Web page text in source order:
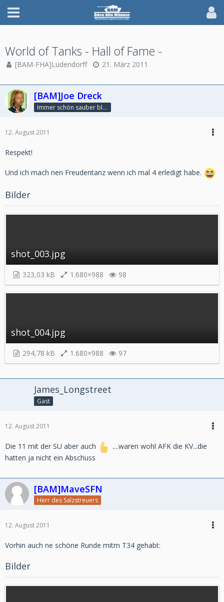
World of Tanks - Hall of Fame -
[BAM-FHA]Ludendorff 21. März 2011
[BAM]Joe Dreck
Immer schön sauber bleiben
12. August 2011
Respekt!
Und ich mach nen Freudentanz wenn ich mal 4 erledigt habe.
Bilder
shot_003.jpg
323,03 kB 1.680×988 98
shot_004.jpg
294,78 kB 1.680×988 97
James_Longstreet
Gast
12. August 2011
Die 11 mit der SU aber auch
....waren wohl AFK die KV...die
hatten ja nicht ein Abschuss
[BAM]MaveSFN
Herr des Salzstreuers
12. August 2011
Vorhin auch ne schöne Runde mitm T34 gehabt:
Bilder